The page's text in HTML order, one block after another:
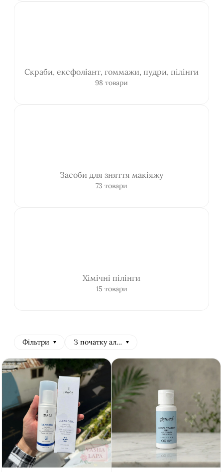
Скраби, ексфоліант, гоммажи, пудри, пілінги
98 товари
Засоби для зняття макіяжу
73 товари
Хімічні пілінги
15 товари
Фільтри З початку алфавіту